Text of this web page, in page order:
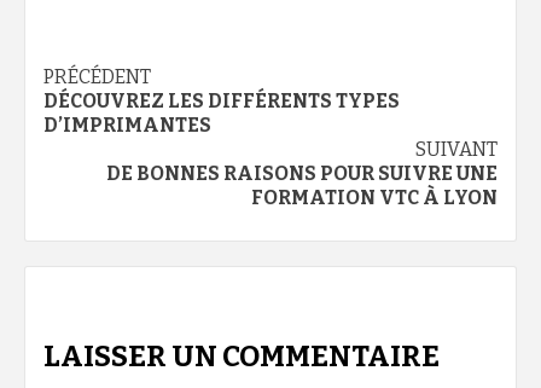
Navigation
d’article
PRÉCÉDENT
DÉCOUVREZ LES DIFFÉRENTS TYPES
D’IMPRIMANTES
SUIVANT
DE BONNES RAISONS POUR SUIVRE UNE
FORMATION VTC À LYON
LAISSER UN COMMENTAIRE